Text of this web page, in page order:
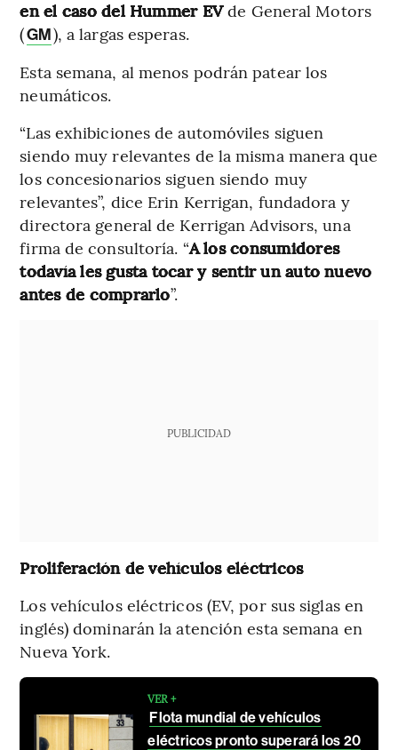
en el caso del Hummer EVde General Motors
(GM), a largas esperas.
Esta semana, al menos podrán patear los
neumáticos.
“Las exhibiciones de automóviles siguen
siendo muy relevantes de la misma manera que
los concesionarios siguen siendo muy
relevantes”, dice Erin Kerrigan, fundadora y
directora general de Kerrigan Advisors, una
firma de consultoría. “A los consumidores
todavía les gusta tocar y sentir un auto nuevo
antes de comprarlo”.
PUBLICIDAD
Proliferación de vehículos eléctricos
Los vehículos eléctricos (EV, por sus siglas en
inglés) dominarán la atención esta semana en
Nueva York.
VER +
Flota mundial de vehículos
eléctricos pronto superará los 20